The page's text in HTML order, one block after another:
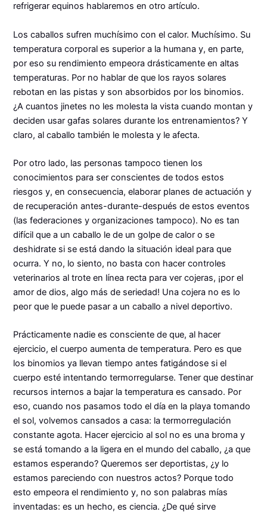
refrigerar equinos hablaremos en otro artículo.
Los caballos sufren muchísimo con el calor. Muchísimo. Su
temperatura corporal es superior a la humana y, en parte,
por eso su rendimiento empeora drásticamente en altas
temperaturas. Por no hablar de que los rayos solares
rebotan en las pistas y son absorbidos por los binomios.
¿A cuantos jinetes no les molesta la vista cuando montan y
deciden usar gafas solares durante los entrenamientos? Y
claro, al caballo también le molesta y le afecta.
Por otro lado, las personas tampoco tienen los
conocimientos para ser conscientes de todos estos
riesgos y, en consecuencia, elaborar planes de actuación y
de recuperación antes-durante-después de estos eventos
(las federaciones y organizaciones tampoco). No es tan
difícil que a un caballo le de un golpe de calor o se
deshidrate si se está dando la situación ideal para que
ocurra. Y no, lo siento, no basta con hacer controles
veterinarios al trote en línea recta para ver cojeras, ¡por el
amor de dios, algo más de seriedad! Una cojera no es lo
peor que le puede pasar a un caballo a nivel deportivo.
Prácticamente nadie es consciente de que, al hacer
ejercicio, el cuerpo aumenta de temperatura. Pero es que
los binomios ya llevan tiempo antes fatigándose si el
cuerpo esté intentando termorregularse. Tener que destinar
recursos internos a bajar la temperatura es cansado. Por
eso, cuando nos pasamos todo el día en la playa tomando
el sol, volvemos cansados a casa: la termorregulación
constante agota. Hacer ejercicio al sol no es una broma y
se está tomando a la ligera en el mundo del caballo, ¿a que
estamos esperando? Queremos ser deportistas, ¿y lo
estamos pareciendo con nuestros actos? Porque todo
esto empeora el rendimiento y, no son palabras mías
inventadas: es un hecho, es ciencia. ¿De qué sirve